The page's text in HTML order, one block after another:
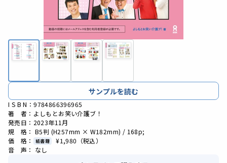
サンプルを読む
I S B N：9784866396965
著 者：よしもとお笑い介護ブ！
発売日：2023年11月
規 格： B5判 (H257mm × W182mm) / 168p;
価 格：
紙書籍 ¥1,980 （税込）
音 声： なし